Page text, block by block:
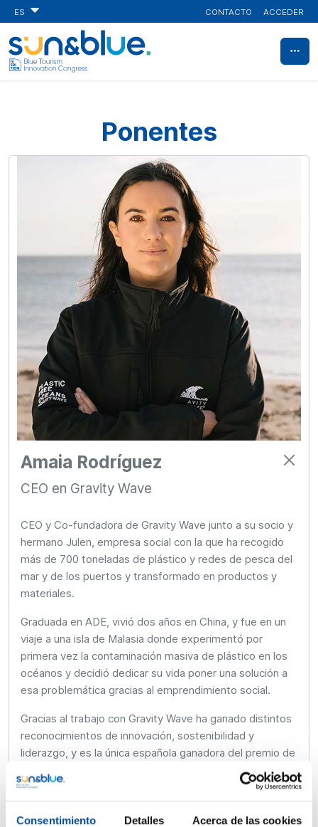
Consentimiento Detalles Acerca de las cookies
ES CONTACTO ACCEDER
Ponentes
Amaia Rodríguez
CEO en Gravity Wave
CEO y Co-fundadora de Gravity Wave junto a su socio y
hermano Julen, empresa social con la que ha recogido
más de 700 toneladas de plástico y redes de pesca del
mar y de los puertos y transformado en productos y
materiales.
Graduada en ADE, vivió dos años en China, y fue en un
viaje a una isla de Malasia donde experimentó por
primera vez la contaminación masiva de plástico en los
océanos y decidió dedicar su vida poner una solución a
esa problemática gracias al emprendimiento social.
Gracias al trabajo con Gravity Wave ha ganado distintos
reconocimientos de innovación, sostenibilidad y
liderazgo, y es la única española ganadora del premio de